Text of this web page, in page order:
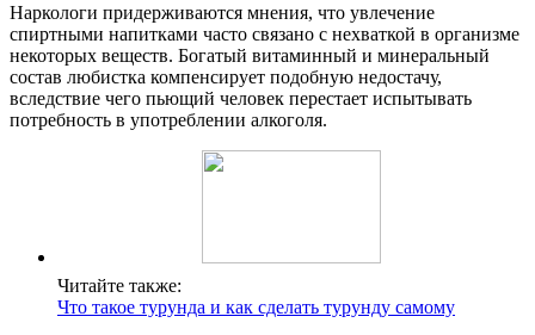
Наркологи придерживаются мнения, что увлечение
спиртными напитками часто связано с нехваткой в организме
некоторых веществ. Богатый витаминный и минеральный
состав любистка компенсирует подобную недостачу,
вследствие чего пьющий человек перестает испытывать
потребность в употреблении алкоголя.
Читайте также:
Что такое турунда и как сделать турунду самому